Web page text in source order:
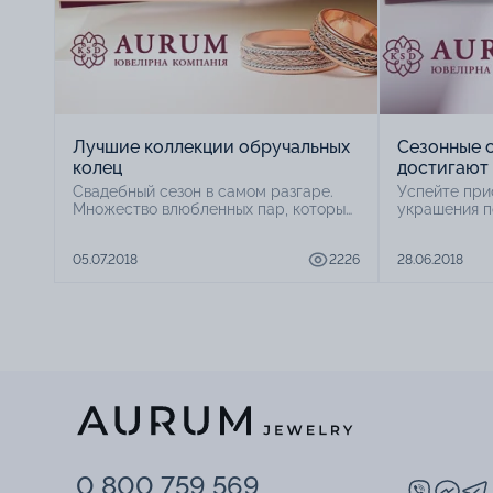
Лучшие коллекции обручальных
колец
Свадебный сезон в самом разгаре.
Множество влюбленных пар, которые
хлопотами. Ведь каждая пара хочет,
05.07.2018 2226
Сезонные
достигают
Успейте
украшения
28.06.2018
0 800 759 569